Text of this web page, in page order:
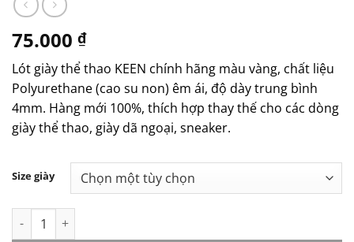
75.000 ₫
Lót giày thể thao KEEN chính hãng màu vàng, chất liệu
Polyurethane (cao su non) êm ái, độ dày trung bình
4mm. Hàng mới 100%, thích hợp thay thế cho các dòng
giày thể thao, giày dã ngoại, sneaker.
Size giày
Lót giày thể thao KEEN chính hãng – New số lượng